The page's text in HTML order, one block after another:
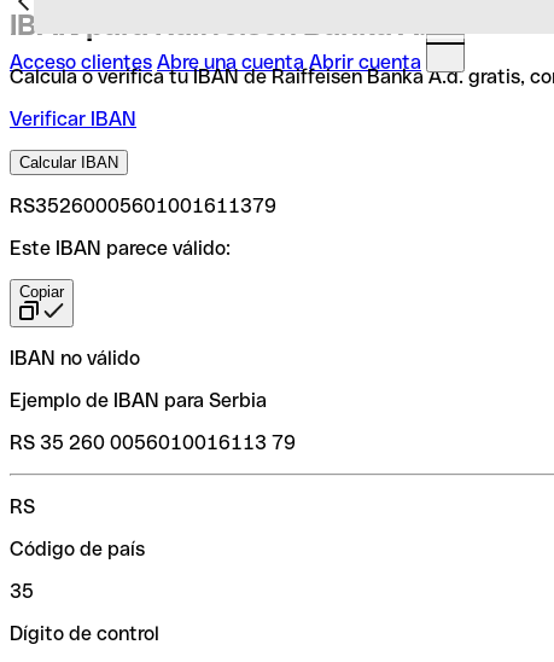
Acceso clientes Abre una cuenta Abrir cuenta
IBAN para Raiffeisen Banka A.d.
Calcula o verifica tu IBAN de Raiffeisen Banka A.d. gratis,
Verificar IBAN
Calcular IBAN
RS35260005601001611379
Este IBAN parece válido:
Copiar
IBAN no válido
Ejemplo de IBAN para Serbia
RS 35 260 0056010016113 79
RS
Código de país
35
Dígito de control